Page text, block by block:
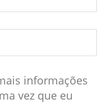
informações
vez que eu